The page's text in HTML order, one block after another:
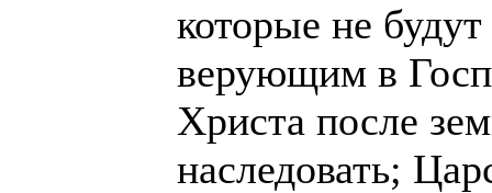
которые не будут
верующим в
Христа после
наследовать;